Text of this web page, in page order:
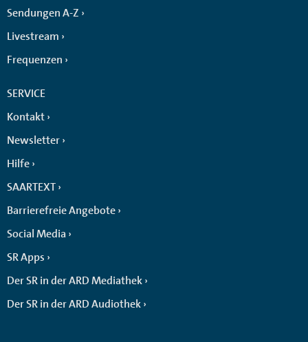
Sendungen A-Z
Livestream
Frequenzen
SERVICE
Kontakt
Newsletter
Hilfe
SAARTEXT
Barrierefreie Angebote
Social Media
SR Apps
Der SR in der ARD Mediathek
Der SR in der ARD Audiothek